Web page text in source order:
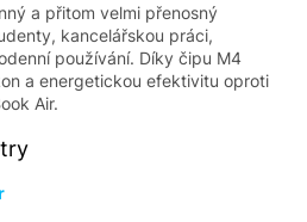
a přitom velmi přenosný
kancelářskou práci,
používání. Díky čipu M4
a energetickou efektivitu oproti
Air.